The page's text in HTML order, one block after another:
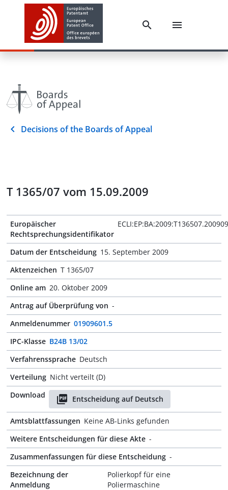
Decisions of the Boards of Appeal
T 1365/07 vom 15.09.2009
Europäischer
Rechtsprechungsidentifikator
Datum der Entscheidung 15. September 2009
Aktenzeichen T 1365/07
Online am 20. Oktober 2009
Antrag auf Überprüfung von -
Anmeldenummer 01909601.5
IPC-Klasse B24B 13/02
Verfahrenssprache Deutsch
Verteilung Nicht verteilt (D)
Download
Entscheidung auf Deutsch
Amtsblattfassungen Keine AB-Links gefunden
Weitere Entscheidungen für diese Akte -
Zusammenfassungen für diese Entscheidung -
Bezeichnung der
Anmeldung
Polierkopf für eine
Poliermaschine